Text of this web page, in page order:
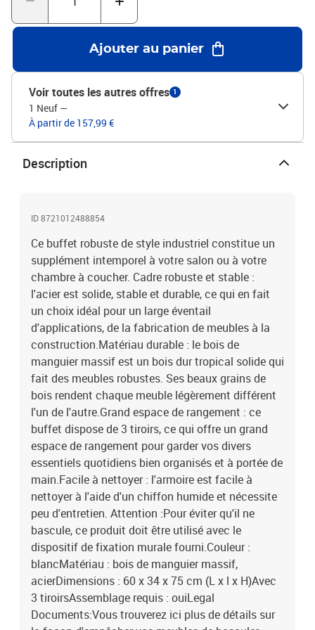
blancMatériau : bois de manguier massif, acierDimensions : 60 x
34 x 75 cm (L x l x H)Avec 3 tiroirsAssemblage requis : ouiLegal
Documents:Vous trouverez ici plus de détails sur la façon
d'empêcher vos meubles de basculer
Ajouter au panier
Voir toutes les autres offres 1
1 Neuf —
À partir de 157,99 €
Description
ID 8721012488854
Ce buffet robuste de style industriel constitue un
supplément intemporel à votre salon ou à votre
chambre à coucher. Cadre robuste et stable :
l'acier est solide, stable et durable, ce qui en fait
un choix idéal pour un large éventail
d'applications, de la fabrication de meubles à la
construction.Matériau durable : le bois de
manguier massif est un bois dur tropical solide qui
fait des meubles robustes. Ses beaux grains de
bois rendent chaque meuble légèrement différent
l'un de l'autre.Grand espace de rangement : ce
buffet dispose de 3 tiroirs, ce qui offre un grand
espace de rangement pour garder vos divers
essentiels quotidiens bien organisés et à portée de
main.Facile à nettoyer : l'armoire est facile à
nettoyer à l'aide d'un chiffon humide et nécessite
peu d'entretien. Attention :Pour éviter qu'il ne
bascule, ce produit doit être utilisé avec le
dispositif de fixation murale fourni.Couleur :
blancMatériau : bois de manguier massif,
acierDimensions : 60 x 34 x 75 cm (L x l x H)Avec
3 tiroirsAssemblage requis : ouiLegal
Documents:Vous trouverez ici plus de détails sur